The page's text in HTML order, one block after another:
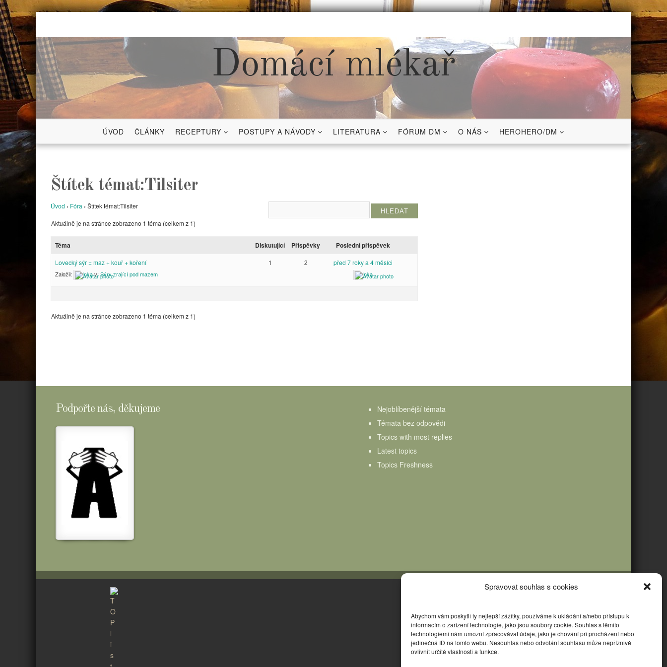
Spravovat souhlas s cookies
Abychom vám poskytli ty nejlepší zážitky, používáme k ukládání a/nebo přístupu k
informacím o zařízení technologie, jako jsou soubory cookie. Souhlas s těmito
technologiemi nám umožní zpracovávat údaje, jako je chování při procházení nebo
jedinečná ID na tomto webu. Nesouhlas nebo odvolání souhlasu může nepříznivě
ovlivnit určité vlastnosti a funkce.
Skip
content
Domácí mlékař
ÚVOD ČLÁNKY RECEPTURY POSTUPY A NÁVODY LITERATURA FÓRUM DM O NÁS HEROHERO/DM
Štítek témat:Tilsiter
Úvod › Fóra › Štítek témat:Tilsiter
Aktuálně je na stránce zobrazeno 1 téma (celkem z 1)
Téma Diskutující Příspěvky Poslední příspěvek
Lovecký sýr = maz + kouř + koření
Založil: Inkav:Sýry zrající pod mazem
1 2 před 7 roky a 4 měsíci
Inka
Aktuálně je na stránce zobrazeno 1 téma (celkem z 1)
Podpořte nás, děkujeme
Nejoblíbenější témata
Témata bez odpovědi
Topics with most replies
Latest topics
Topics Freshness